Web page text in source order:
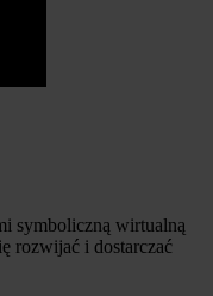
symboliczną wirtualną
rozwijać i dostarczać